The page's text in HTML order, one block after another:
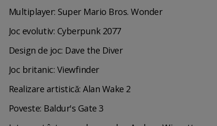
Multiplayer: Super Mario Bros. Wonder
Joc evolutiv: Cyberpunk 2077
Design de joc: Dave the Diver
Joc britanic: Viewfinder
Realizare artistică: Alan Wake 2
Poveste: Baldur's Gate 3